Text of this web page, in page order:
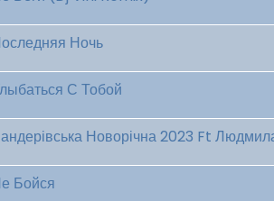
Ночь
С Тобой
Новорічна 2023 Ft
Бойся